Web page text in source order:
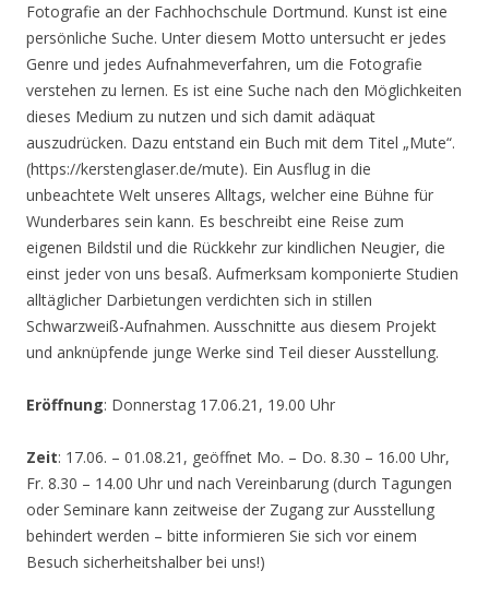
Fotografie an der Fachhochschule Dortmund. Kunst ist eine
persönliche Suche. Unter diesem Motto untersucht er jedes
Genre und jedes Aufnahmeverfahren, um die Fotografie
verstehen zu lernen. Es ist eine Suche nach den Möglichkeiten
dieses Medium zu nutzen und sich damit adäquat
auszudrücken. Dazu entstand ein Buch mit dem Titel „Mute“.
(https://kerstenglaser.de/mute). Ein Ausflug in die
unbeachtete Welt unseres Alltags, welcher eine Bühne für
Wunderbares sein kann. Es beschreibt eine Reise zum
eigenen Bildstil und die Rückkehr zur kindlichen Neugier, die
einst jeder von uns besaß. Aufmerksam komponierte Studien
alltäglicher Darbietungen verdichten sich in stillen
Schwarzweiß-Aufnahmen. Ausschnitte aus diesem Projekt
und anknüpfende junge Werke sind Teil dieser Ausstellung.
Eröffnung: Donnerstag 17.06.21, 19.00 Uhr
Zeit: 17.06. – 01.08.21, geöffnet Mo. – Do. 8.30 – 16.00 Uhr,
Fr. 8.30 – 14.00 Uhr und nach Vereinbarung (durch Tagungen
oder Seminare kann zeitweise der Zugang zur Ausstellung
behindert werden – bitte informieren Sie sich vor einem
Besuch sicherheitshalber bei uns!)